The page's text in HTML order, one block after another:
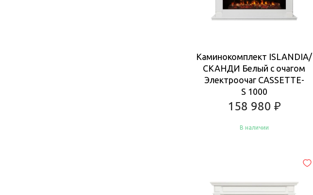
Каминокомплект ISLANDIA/
СКАНДИ Белый с очагом
Электроочаг CASSETTE-
S 1000
158 980 ₽
В наличии